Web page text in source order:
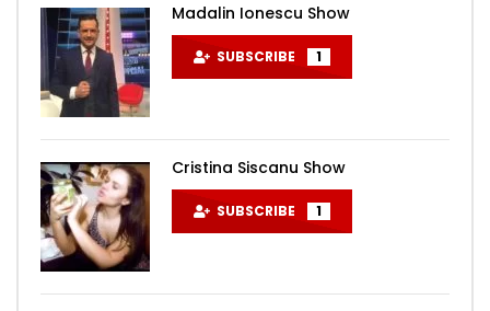
Madalin Ionescu Show
SUBSCRIBE 1
Cristina Siscanu Show
SUBSCRIBE 1